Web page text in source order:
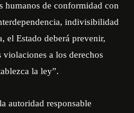
humanos de conformidad con
indivisibilidad
el Estado deberá prevenir,
violaciones a los derechos
la ley”.
autoridad responsable